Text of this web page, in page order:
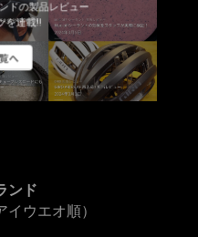
ドの製品レビュー
を連載!!
へ
ンド
ウエオ順）